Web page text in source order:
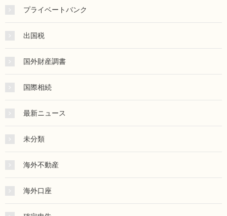
プライベートバンク
出国税
国外財産調書
国際相続
最新ニュース
未分類
海外不動産
海外口座